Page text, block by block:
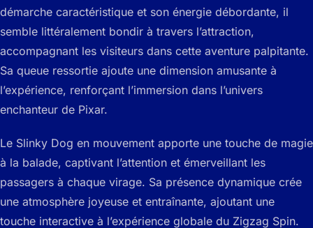
démarche caractéristique et son énergie débordante, il
semble littéralement bondir à travers l’attraction,
accompagnant les visiteurs dans cette aventure palpitante.
Sa queue ressortie ajoute une dimension amusante à
l’expérience, renforçant l’immersion dans l’univers
enchanteur de Pixar.
Le Slinky Dog en mouvement apporte une touche de magie
à la balade, captivant l’attention et émerveillant les
passagers à chaque virage. Sa présence dynamique crée
une atmosphère joyeuse et entraînante, ajoutant une
touche interactive à l’expérience globale du Zigzag Spin.